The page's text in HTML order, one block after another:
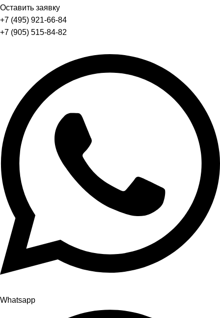
Оставить заявку
+7 (495) 921-66-84
+7 (905) 515-84-82
Whatsapp